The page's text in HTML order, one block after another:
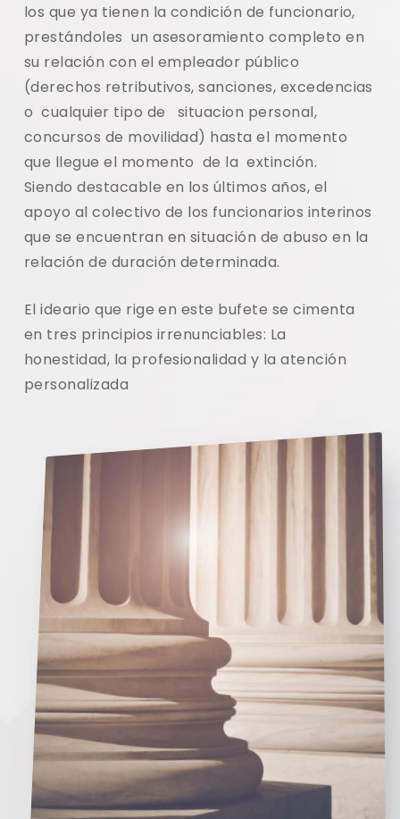
los que ya tienen la condición de funcionario,
prestándoles un asesoramiento completo en
su relación con el empleador público
(derechos retributivos, sanciones, excedencias
o cualquier tipo de situacion personal,
concursos de movilidad) hasta el momento
que llegue el momento de la extinción.
Siendo destacable en los últimos años, el
apoyo al colectivo de los funcionarios interinos
que se encuentran en situación de abuso en la
relación de duración determinada.
El ideario que rige en este bufete se cimenta
en tres principios irrenunciables: La
honestidad, la profesionalidad y la atención
personalizada